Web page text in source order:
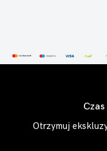
Otrzymuj